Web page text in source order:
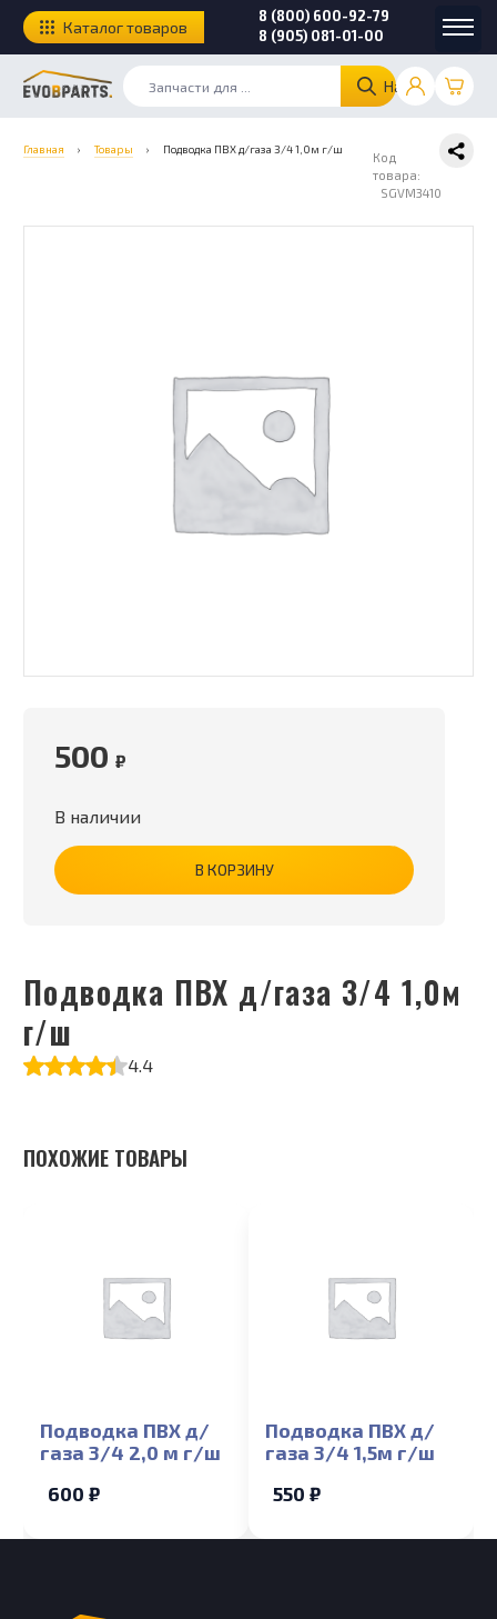
Найти
8 (800) 600-92-79
8 (905) 081-01-00
Каталог товаров
Главная › Товары › Подводка ПВХ д/газа 3/4 1,0м г/ш
Код
товара:
SGVM3410
Подводка ПВХ д/газа 3/4 1,0м
г/ш
4.4
500 ₽
В наличии
В КОРЗИНУ
ПОХОЖИЕ ТОВАРЫ
Подводка ПВХ д/
газа 3/4 2,0 м г/ш
600 ₽
Подводка ПВХ д/
газа 3/4 1,5м г/ш
550 ₽